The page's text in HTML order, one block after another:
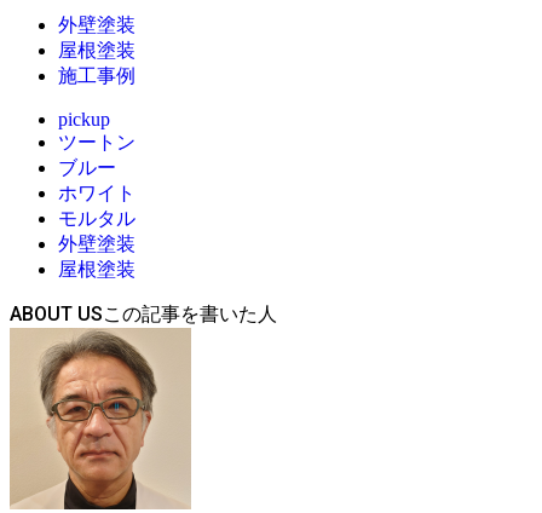
外壁塗装
屋根塗装
施工事例
pickup
ツートン
ブルー
ホワイト
モルタル
外壁塗装
屋根塗装
ABOUT US